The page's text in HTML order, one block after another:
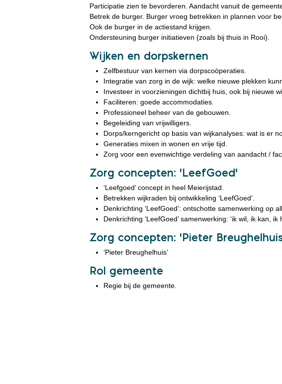
Participatie zien te bevorderen. Aandacht vanuit de
Betrek de burger. Burger vroeg betrekken in plannen voor
Ook de burger in de actiestand krijgen.
Ondersteuning burger initiatieven (zoals bij thuis in Rooi).
Wijken en dorpskernen
Zelfbestuur van kernen via dorpscoöperaties.
Integratie van zorg in de wijk: welke nieuwe plekken
Investeer in voorzieningen dichtbij huis, ook bij nieuwe
Faciliteren: goede accommodaties.
Professioneel beheer van de gebouwen.
Begeleiding van vrijwilligers.
Dorps/kerngericht op basis van wijkanalyses: wat is er
Generaties mixen in wonen en vrije tijd.
Zorg voor een evenwichtige verdeling van aandacht /
Zorg concepten: ‘LeefGoed’
‘Leefgoed’ concept in heel Meierijstad.
Betrekken wijkraden bij ontwikkeling ‘LeefGoed’.
Denkrichting ‘LeefGoed’: ontschotte samenwerking op
Denkrichting ‘LeefGoed’ samenwerking: ‘ik wil, ik kan, ik
Zorg concepten: ‘Pieter
‘Pieter Breughelhuis’
Rol gemeente
Regie bij de gemeente.